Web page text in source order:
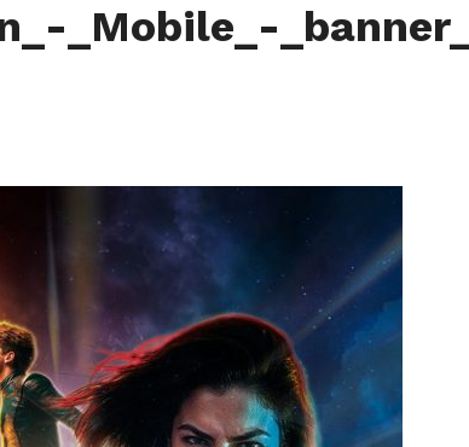
_Mobile_-